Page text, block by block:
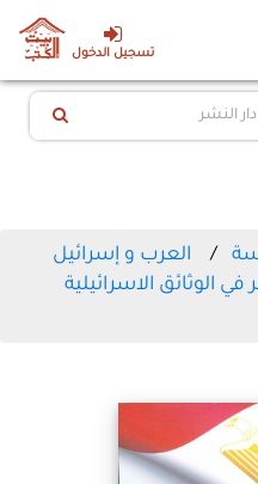
تسجيل الدخول
العرب و إسرائيل
في الوثائق الاسرائيلية